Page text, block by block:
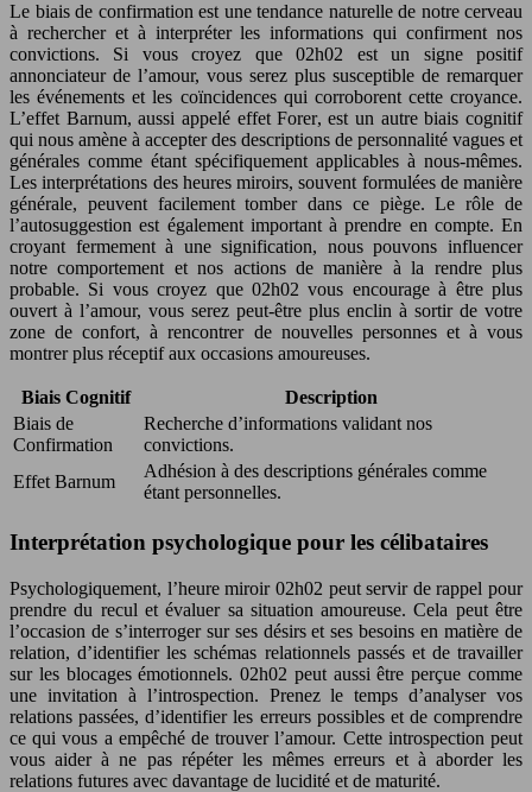
Le biais de confirmation est une tendance naturelle de notre cerveau
à rechercher et à interpréter les informations qui confirment nos
convictions. Si vous croyez que 02h02 est un signe positif
annonciateur de l’amour, vous serez plus susceptible de remarquer
les événements et les coïncidences qui corroborent cette croyance.
L’effet Barnum, aussi appelé effet Forer, est un autre biais cognitif
qui nous amène à accepter des descriptions de personnalité vagues et
générales comme étant spécifiquement applicables à nous-mêmes.
Les interprétations des heures miroirs, souvent formulées de manière
générale, peuvent facilement tomber dans ce piège. Le rôle de
l’autosuggestion est également important à prendre en compte. En
croyant fermement à une signification, nous pouvons influencer
notre comportement et nos actions de manière à la rendre plus
probable. Si vous croyez que 02h02 vous encourage à être plus
ouvert à l’amour, vous serez peut-être plus enclin à sortir de votre
zone de confort, à rencontrer de nouvelles personnes et à vous
montrer plus réceptif aux occasions amoureuses.
Biais Cognitif
Description
Biais de
Confirmation
Recherche d’informations validant nos
convictions.
Effet Barnum
Adhésion à des descriptions générales comme
étant personnelles.
Interprétation psychologique pour les célibataires
Psychologiquement, l’heure miroir 02h02 peut servir de rappel pour
prendre du recul et évaluer sa situation amoureuse. Cela peut être
l’occasion de s’interroger sur ses désirs et ses besoins en matière de
relation, d’identifier les schémas relationnels passés et de travailler
sur les blocages émotionnels. 02h02 peut aussi être perçue comme
une invitation à l’introspection. Prenez le temps d’analyser vos
relations passées, d’identifier les erreurs possibles et de comprendre
ce qui vous a empêché de trouver l’amour. Cette introspection peut
vous aider à ne pas répéter les mêmes erreurs et à aborder les
relations futures avec davantage de lucidité et de maturité.